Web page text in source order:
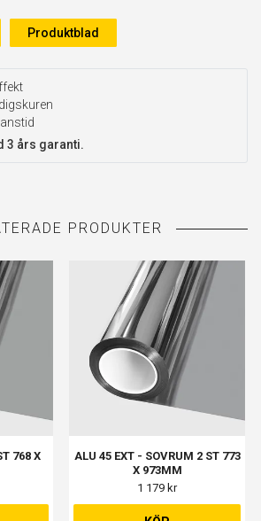
Produktblad
3 års garanti.
768 X
ALU 45 EXT - SOVRUM 2 ST 773
X 973MM
1 179 kr